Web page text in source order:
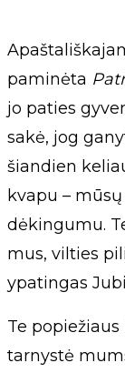
paminėta
jo paties
sakė, jog
šiandien
kvapu –
dėkingumu.
mus, vilties
ypatingas
Te
tarnystė